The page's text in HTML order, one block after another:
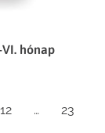
hónap
12 …
23